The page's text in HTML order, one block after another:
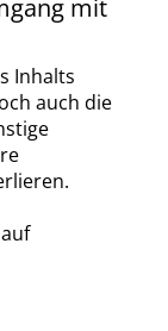
mit
Inhalts
auch die